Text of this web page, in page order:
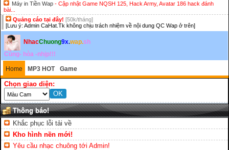
Máy in Tiền Wap - Cập nhật Game NQSH 125, Hack Army, Avatar 186 hack đánh
bài...
Quảng cáo tại đây! [50k/tháng]
[Lưu ý: Admin CaHat.Tk không chịu trách nhiệm về nội dung QC Wap ở trên]
NhacChuong9x.wap.sh
Cùng- hòa -nhịp!!!
Home MP3 HOT Game
Chọn giao diện:
Thông báo!
Khắc phục lỗi tải về
Kho hình nền mới!
Yêu cầu nhạc chuông tới Admin!